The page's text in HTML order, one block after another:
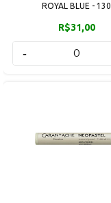
ROYAL BLUE - 130
R$31,00
-